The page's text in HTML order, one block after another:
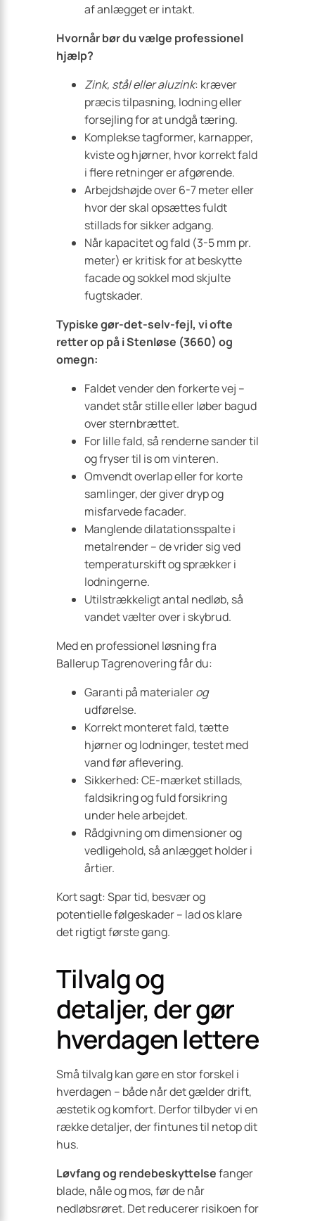
af anlægget er intakt.
Hvornår bør du vælge professionel
hjælp?
Zink, stål eller aluzink: kræver
præcis tilpasning, lodning eller
forsejling for at undgå tæring.
Komplekse tagformer, karnapper,
kviste og hjørner, hvor korrekt fald
i flere retninger er afgørende.
Arbejdshøjde over 6-7 meter eller
hvor der skal opsættes fuldt
stillads for sikker adgang.
Når kapacitet og fald (3-5 mm pr.
meter) er kritisk for at beskytte
facade og sokkel mod skjulte
fugtskader.
Typiske gør-det-selv-fejl, vi ofte
retter op på i Stenløse (3660) og
omegn:
Faldet vender den forkerte vej –
vandet står stille eller løber bagud
over sternbrættet.
For lille fald, så renderne sander til
og fryser til is om vinteren.
Omvendt overlap eller for korte
samlinger, der giver dryp og
misfarvede facader.
Manglende dilatationsspalte i
metalrender – de vrider sig ved
temperaturskift og sprækker i
lodningerne.
Utilstrækkeligt antal nedløb, så
vandet vælter over i skybrud.
Med en professionel løsning fra
Ballerup Tagrenovering får du:
Garanti på materialerog
udførelse.
Korrekt monteret fald, tætte
hjørner og lodninger, testet med
vand før aflevering.
Sikkerhed: CE-mærket stillads,
faldsikring og fuld forsikring
under hele arbejdet.
Rådgivning om dimensioner og
vedligehold, så anlægget holder i
årtier.
Kort sagt: Spar tid, besvær og
potentielle følgeskader – lad os klare
det rigtigt første gang.
Tilvalg og
detaljer, der gør
hverdagen lettere
Små tilvalg kan gøre en stor forskel i
hverdagen – både når det gælder drift,
æstetik og komfort. Derfor tilbyder vi en
række detaljer, der fintunes til netop dit
hus.
Løvfang og rendebeskyttelsefanger
blade, nåle og mos, før de når
nedløbsrøret. Det reducerer risikoen for